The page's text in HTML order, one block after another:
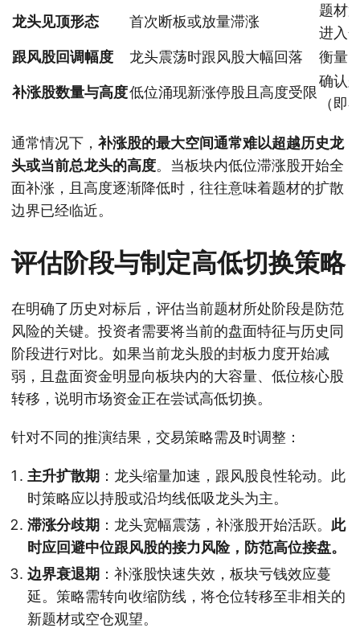
龙头见顶形态 首次断板或放量滞涨
题材
进入
跟风股回调幅度
龙头震荡时跟风股大幅回落 衡量
补涨股数量与高度低位涌现新涨停股且高度受限
确认
（即
通常情况下， 补涨股的最大空间通常难以超越历史龙
头或当前总龙头的高度。当板块内低位滞涨股开始全
面补涨，且高度逐渐降低时，往往意味着题材的扩散
边界已经临近。
评估阶段与制定高低切换策略
在明确了历史对标后，评估当前题材所处阶段是防范
风险的关键。投资者需要将当前的盘面特征与历史同
阶段进行对比。如果当前龙头股的封板力度开始减
弱，且盘面资金明显向板块内的大容量、低位核心股
转移，说明市场资金正在尝试高低切换。
针对不同的推演结果，交易策略需及时调整：
主升扩散期 ：龙头缩量加速，跟风股良性轮动。此
时策略应以持股或沿均线低吸龙头为主。
滞涨分歧期 ：龙头宽幅震荡，补涨股开始活跃。 此
时应回避中位跟风股的接力风险，防范高位接盘。
边界衰退期 ：补涨股快速失效，板块亏钱效应蔓
延。策略需转向收缩防线，将仓位转移至非相关的
新题材或空仓观望。